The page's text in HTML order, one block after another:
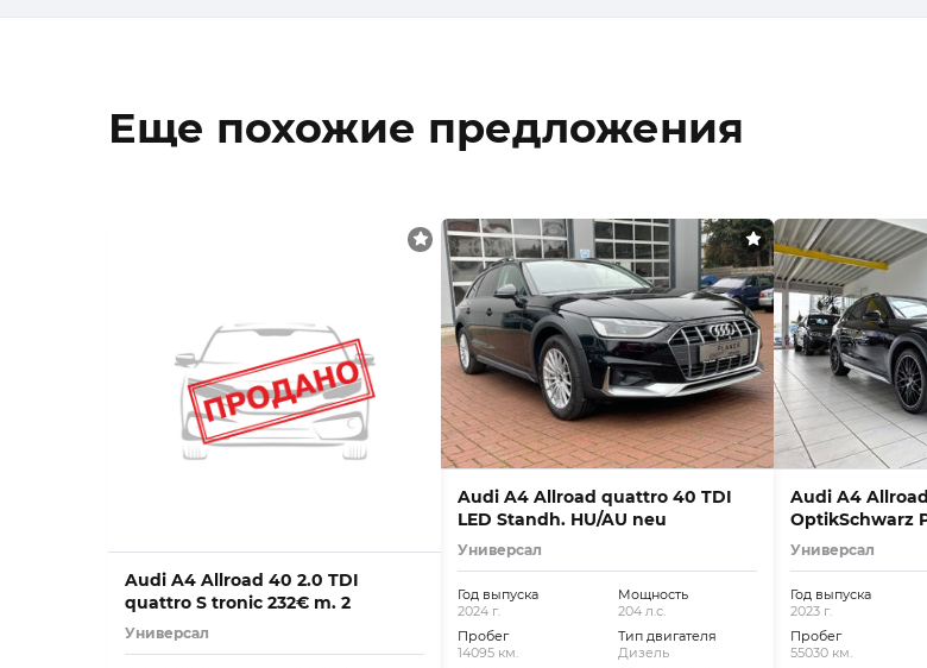
Еще похожие предложения
Audi A4 Allroad 40 2.0 TDI
quattro S tronic 232€ m. 2
Универсал
Audi A4 Allroad quattro 40 TDI
LED Standh. HU/AU neu
Универсал
Год выпуска
2024 г.
Пробег
14095 км.
Мощность
204 л.с.
Тип двигателя
Дизель
Audi A4
OptikSchwarz
Универсал
Год выпуска
2023 г.
Пробег
55030 км.